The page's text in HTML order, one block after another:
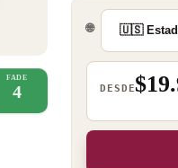
FADE
4
🌐
DESDE